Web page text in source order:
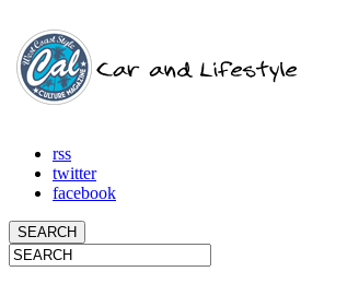
rss
twitter
facebook